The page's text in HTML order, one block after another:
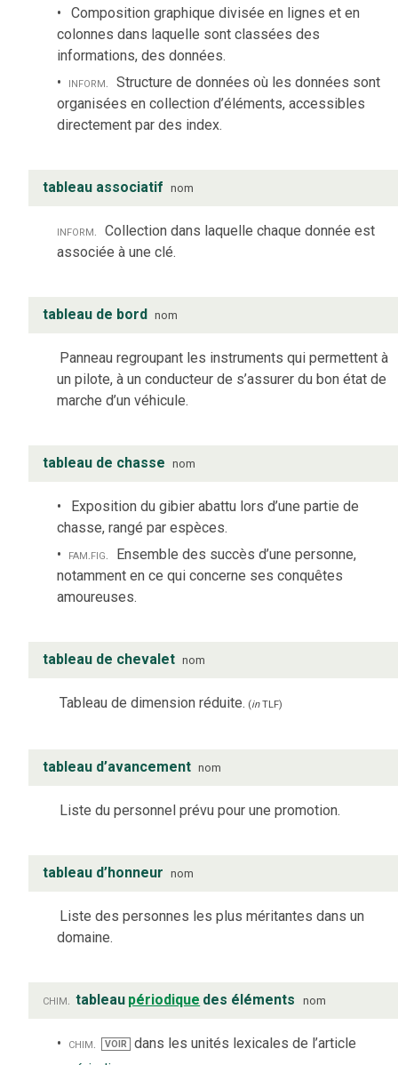
Composition graphique divisée en lignes et en
colonnes dans laquelle sont classées des
informations, des données.
inform. Structure de données où les données sont
organisées en collection d’éléments, accessibles
directement par des index.
tableau associatif nom
inform. Collection dans laquelle chaque donnée est
associée à une clé.
tableau de bord nom
Panneau regroupant les instruments qui permettent à
un pilote, à un conducteur de s’assurer du bon état de
marche d’un véhicule.
tableau de chasse nom
Exposition du gibier abattu lors d’une partie de
chasse, rangé par espèces.
fam.fig. Ensemble des succès d’une personne,
notamment en ce qui concerne ses conquêtes
amoureuses.
tableau de chevalet nom
Tableau de dimension réduite. (inTLF)
tableau d’avancement nom
Liste du personnel prévu pour une promotion.
tableau d’honneur nom
Liste des personnes les plus méritantes dans un
domaine.
chim. tableau périodique des éléments nom
chim. VOIR dans les unités lexicales de l’article